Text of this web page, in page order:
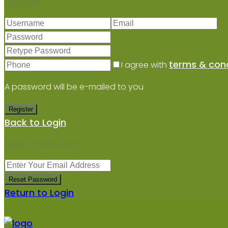
I agree with terms &
A password will be e-mailed to you
Register
Back to Login
Reset Password
Reset Password
Return to Login